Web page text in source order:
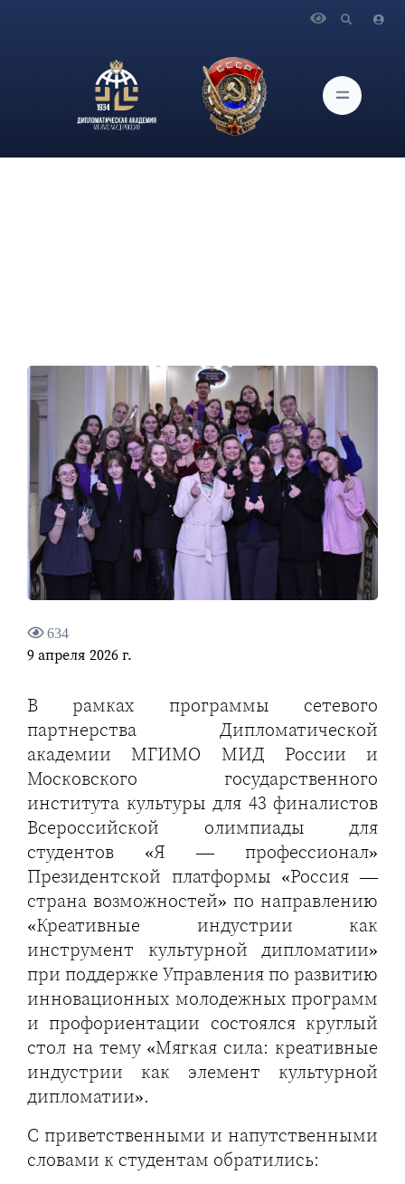
состоялся круглый стол на тему «Мягкая сила: креативные
индустрии как элемент культурной дипломатии»
634
9 апреля 2026 г.
В рамках программы сетевого
партнерства Дипломатической
академии МГИМО МИД России и
Московского государственного
института культуры для 43 финалистов
Всероссийской олимпиады для
студентов «Я — профессионал»
Президентской платформы «Россия —
страна возможностей» по направлению
«Креативные индустрии как
инструмент культурной дипломатии»
при поддержке Управления по развитию
инновационных молодежных программ
и профориентации состоялся круглый
стол на тему «Мягкая сила: креативные
индустрии как элемент культурной
дипломатии».
С приветственными и напутственными
словами к студентам обратились: